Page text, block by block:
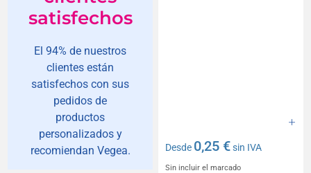
satisfechos
El 94% de nuestros
clientes están
satisfechos con sus
pedidos de
productos
personalizados y
recomiendan Vegea.
Desde 0,25 €sin IVA
Sin incluir el marcado